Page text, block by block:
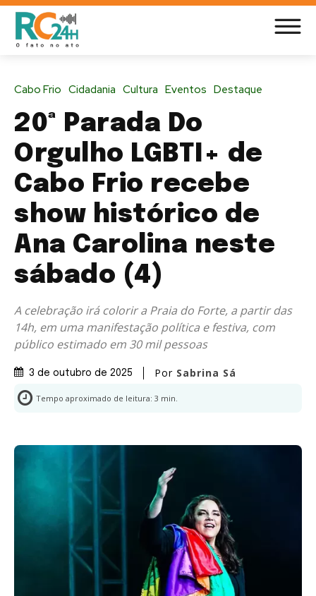
Cabo Frio Cidadania Cultura Eventos Destaque
20ª Parada Do
Orgulho LGBTI+ de
Cabo Frio recebe
show histórico de
Ana Carolina neste
sábado (4)
A celebração irá colorir a Praia do Forte, a partir das
14h, em uma manifestação política e festiva, com
público estimado em 30 mil pessoas
3 de outubro de 2025 Por Sabrina Sá
Tempo aproximado de leitura: 3 min.